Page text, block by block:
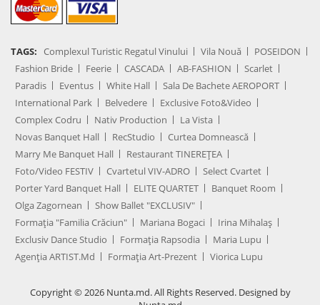
TAGS: Complexul Turistic Regatul Vinului Vila Nouă
POSEIDON
Fashion Bride
Feerie CASCADA AB-FASHION
Scarlet
Paradis
Eventus White Hall
Sala De Bachete AEROPORT
International Park
Belvedere
Exclusive Foto&Video
Complex Codru
Nativ Production
La Vista
Novas Banquet Hall
RecStudio
Curtea Domnească
Marry Me Banquet Hall
Restaurant TINEREȚEA
Foto/Video FESTIV
Cvartetul VIV-ADRO
Select Cvartet
Porter Yard Banquet Hall
ELITE QUARTET
Banquet Room
Olga Zagornean
Show Ballet "EXCLUSIV"
Formația "Familia Crăciun"
Mariana Bogaci
Irina Mihalaș
Exclusiv Dance Studio
Formația Rapsodia
Maria Lupu
Agenţia ARTIST.md
Formația Art-Prezent Viorica Lupu
Copyright © 2026 Nunta.md. All Rights Reserved. Designed by